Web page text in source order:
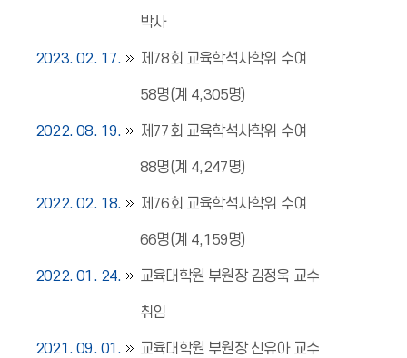
박사
2023. 02. 17. 제78회 교육학석사학위 수여
58명(계 4,305명)
2022. 08. 19. 제77회 교육학석사학위 수여
88명(계 4,247명)
2022. 02. 18. 제76회 교육학석사학위 수여
66명(계 4,159명)
2022. 01. 24. 교육대학원 부원장 김정욱 교수
취임
2021. 09. 01. 교육대학원 부원장 신유아 교수